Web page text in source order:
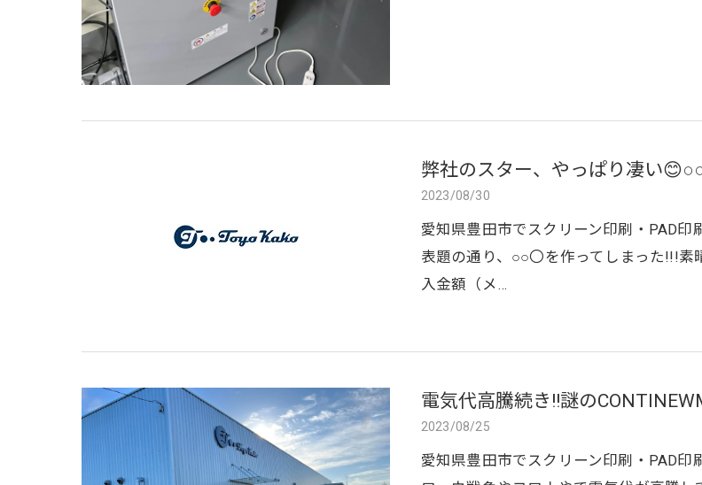
弊社のスター、やっぱり凄い
2023/08/30
愛知県豊田市でスクリーン印刷・PAD印
表題の通り、○○〇を作ってしまった!!!
入金額（メ…
電気代高騰続き!!謎の
2023/08/25
愛知県豊田市でスクリーン印刷・PAD印